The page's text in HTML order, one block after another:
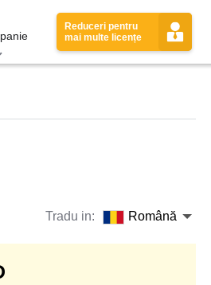
Reduceri pentru
mai multe licențe
Tradu in: Română